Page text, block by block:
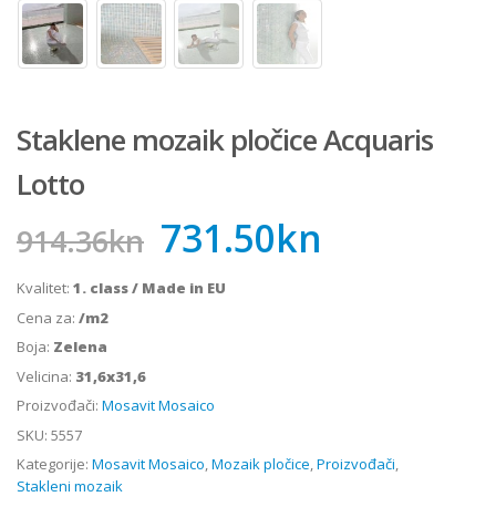
Staklene mozaik pločice Acquaris
Lotto
914.36kn 731.50kn
Kvalitet: 1. class / Made in EU
Cena za: /m2
Boja: Zelena
Velicina: 31,6x31,6
Proizvođači: Mosavit Mosaico
SKU: 5557
Kategorije: Mosavit Mosaico,Mozaik pločice,Proizvođači,
Stakleni mozaik